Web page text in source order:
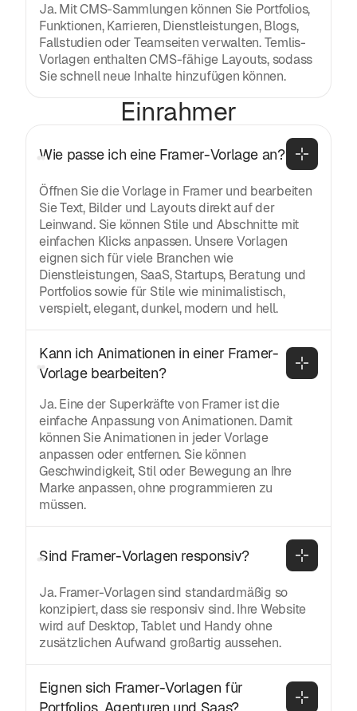
Ja. Mit CMS-Sammlungen können Sie Portfolios,
Funktionen, Karrieren, Dienstleistungen, Blogs,
Fallstudien oder Teamseiten verwalten. Temlis-
Vorlagen enthalten CMS-fähige Layouts, sodass
Sie schnell neue Inhalte hinzufügen können.
Einrahmer
Wie passe ich eine Framer-Vorlage an?
Öffnen Sie die Vorlage in Framer und bearbeiten
Sie Text, Bilder und Layouts direkt auf der
Leinwand. Sie können Stile und Abschnitte mit
einfachen Klicks anpassen. Unsere Vorlagen
eignen sich für viele Branchen wie
Dienstleistungen, SaaS, Startups, Beratung und
Portfolios sowie für Stile wie minimalistisch,
verspielt, elegant, dunkel, modern und hell.
Kann ich Animationen in einer Framer-
Vorlage bearbeiten?
Ja. Eine der Superkräfte von Framer ist die
einfache Anpassung von Animationen. Damit
können Sie Animationen in jeder Vorlage
anpassen oder entfernen. Sie können
Geschwindigkeit, Stil oder Bewegung an Ihre
Marke anpassen, ohne programmieren zu
müssen.
Sind Framer-Vorlagen responsiv?
Ja. Framer-Vorlagen sind standardmäßig so
konzipiert, dass sie responsiv sind. Ihre Website
wird auf Desktop, Tablet und Handy ohne
zusätzlichen Aufwand großartig aussehen.
Eignen sich Framer-Vorlagen für